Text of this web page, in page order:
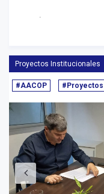
.
Proyectos Institucionales
#AACOP
Anterior